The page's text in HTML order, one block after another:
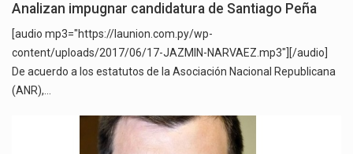
Analizan impugnar candidatura de Santiago Peña
[audio mp3="https://launion.com.py/wp-
content/uploads/2017/06/17-JAZMIN-NARVAEZ.mp3"][/audio]
De acuerdo a los estatutos de la Asociación Nacional Republicana
(ANR),…